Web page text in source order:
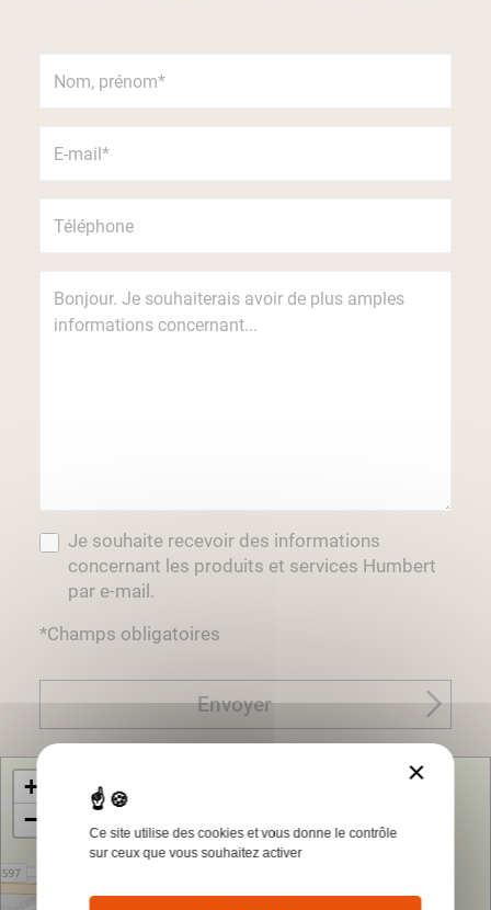
Je souhaite recevoir des informations
concernant les produits et services Humbert
par e-mail.
*Champs obligatoires
Envoyer
+
−
×
Ce site utilise des cookies et vous donne le contrôle
sur ceux que vous souhaitez activer